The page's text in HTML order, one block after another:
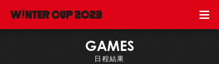
GAMES
日程結果